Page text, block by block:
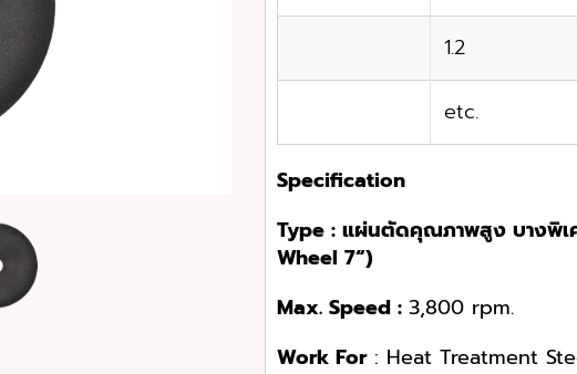
1.2
etc.
Specification
Type : แผ่นตัดคุณภาพสูง บางพิเ
Wheel 7“)
Max. Speed : 3,800 rpm.
Work For: Heat Treatment